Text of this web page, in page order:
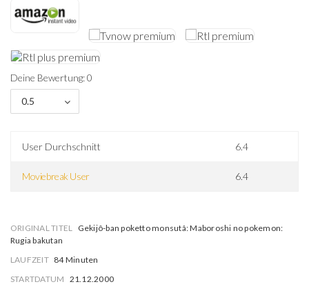
Deine Bewertung: 0
0.5
User Durchschnitt 6.4
Moviebreak User 6.4
ORIGINAL TITEL Gekijô-ban poketto monsutâ: Maboroshi no pokemon:
Rugia bakutan
LAUFZEIT 84 Minuten
STARTDATUM 21.12.2000